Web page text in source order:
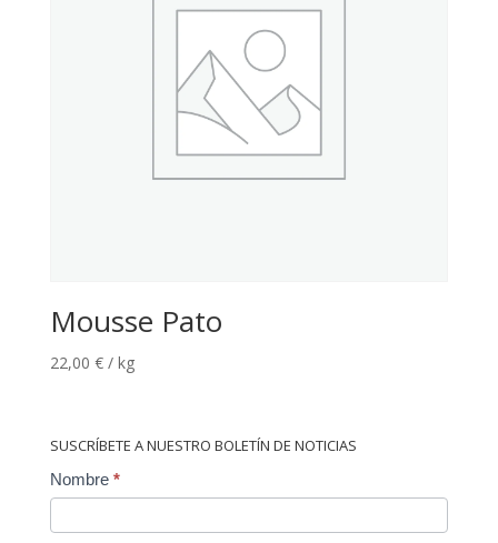
Mousse Pato
22,00 € / kg
SUSCRÍBETE A NUESTRO BOLETÍN DE NOTICIAS
Contact
Nombre *